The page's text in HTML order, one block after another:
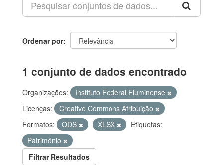
Ordenar por
1 conjunto de dados encontrado
Organizações:
Instituto Federal Fluminense
Licenças:
Creative Commons Atribuição
Formatos:
ODS XLSX
Etiquetas:
Patrimônio
Filtrar Resultados